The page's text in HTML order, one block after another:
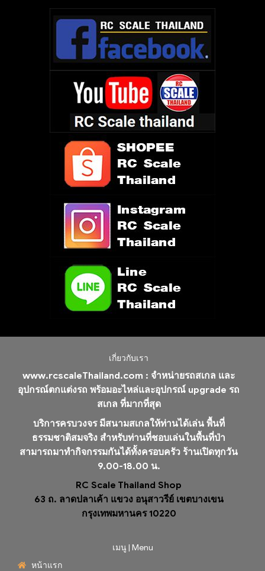
เกี่ยวกับเรา
www.rcscaleThailand.com : จำหน่ายรถสเกล และ
อุปกรณ์ตกแต่งรถ พร้อมอะไหล่และอุปกรณ์ upgrade รถ
สเกล ที่มากที่สุด
บริการครบวงจร มีสนามสเกลให้ท่านได้เล่น พื้นที่
ธรรมชาติสมจริง สำหรับท่านที่ชอบเล่นในพื้นที่ป่า
สามารถมาทำกิจกรรมกันได้ทั้งครอบครัว ร้านเปิดทุกวัน
9.00-18.00 น.
RC Scale Thailand Shop
63 ถ. ลาดปลาเค้า แขวง อนุสาวรีย์ เขตบางเขน
กรุงเทพมหานคร 10220
เมนู | Menu
หน้าแรก